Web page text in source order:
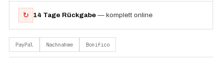
↻ 14 Tage Rückgabe — komplett online
PayPal Nachnahme Bonifico